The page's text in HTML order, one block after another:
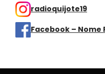
radioquijote19
Facebook – Nome